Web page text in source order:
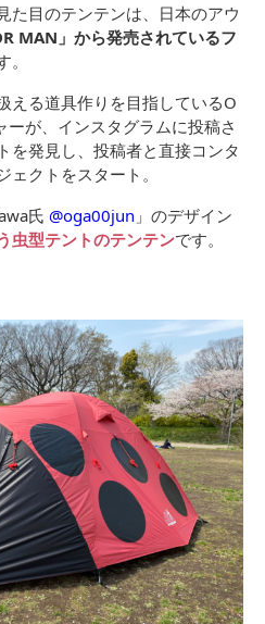
た目のテンテンは、日本のアウ
MAN」から発売されているフ
。
える道具作りを目指しているO
が、インスタグラムに投稿さ
を発見し、投稿者と直接コンタ
クトをスタート。
氏 @oga00jun 」のデザイン
虫型テントのテンテンです。